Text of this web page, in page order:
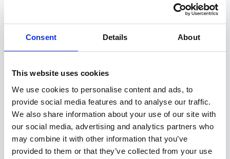
Consent Details About
This website uses cookies
We use cookies to personalise content and ads, to
provide social media features and to analyse our traffic.
We also share information about your use of our site with
our social media, advertising and analytics partners who
may combine it with other information that you’ve
provided to them or that they’ve collected from your use
”Online granskningi real-tid direkte i projektets data betyder
både mindre administration, bedre overblik og langt bedre
Byggeprojekt.dk giver kunden metodefrihed, som ikke sker på
faser – fra udbud over byggeri til efterfølgende data-arkivering
og -opfølgning”.
Offentlige kunder pegede selv på Byggeprojekt.dk
Forud for indgåelsen af det nye samarbejde gennemførte KMD